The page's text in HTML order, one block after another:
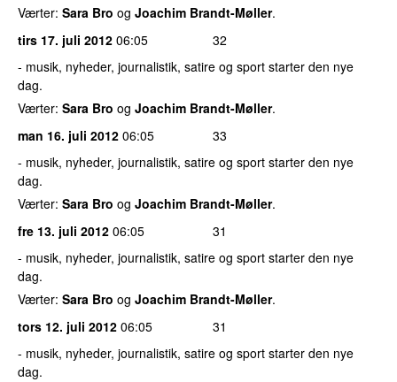
Værter: Sara Bro og Joachim Brandt-Møller.
tirs 17. juli 2012 06:05
32
- musik, nyheder, journalistik, satire og sport starter den nye
dag.
Værter: Sara Bro og Joachim Brandt-Møller.
man 16. juli 2012 06:05
33
- musik, nyheder, journalistik, satire og sport starter den nye
dag.
Værter: Sara Bro og Joachim Brandt-Møller.
fre 13. juli 2012 06:05
31
- musik, nyheder, journalistik, satire og sport starter den nye
dag.
Værter: Sara Bro og Joachim Brandt-Møller.
tors 12. juli 2012 06:05
31
- musik, nyheder, journalistik, satire og sport starter den nye
dag.